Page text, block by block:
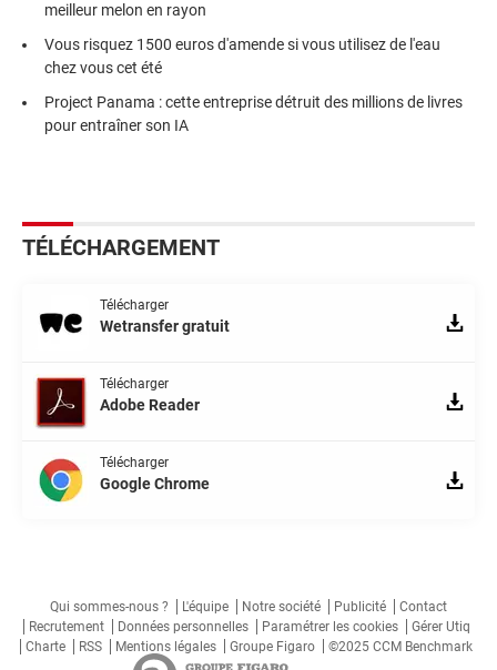
meilleur melon en rayon
Vous risquez 1500 euros d'amende si vous utilisez de l'eau
chez vous cet été
Project Panama : cette entreprise détruit des millions de livres
pour entraîner son IA
TÉLÉCHARGEMENT
Télécharger
Wetransfer gratuit
Télécharger
Adobe Reader
Télécharger
Google Chrome
Qui sommes-nous ? L'équipe Notre société Publicité
Contact
Recrutement
Données personnelles Paramétrer les cookies
Gérer Utiq
Charte
RSS Mentions légales Groupe Figaro ©2025 CCM Benchmark